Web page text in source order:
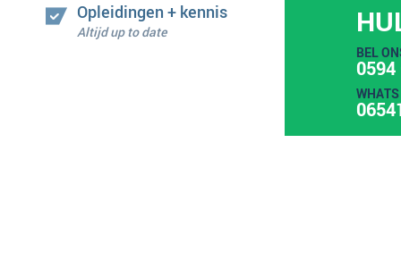
Opleidingen + kennis
Altijd up to date
BEL
0594
WHATS